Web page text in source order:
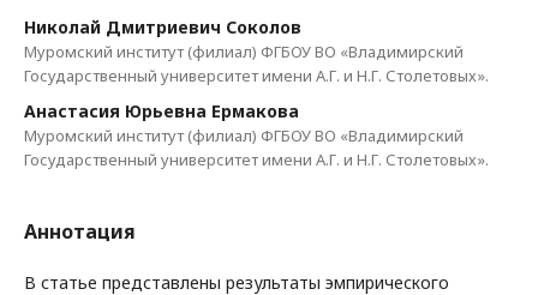
Николай Дмитриевич Соколов
Муромский институт (филиал) ФГБОУ ВО «Владимирский
Государственный университет имени А.Г. и Н.Г. Столетовых».
Анастасия Юрьевна Ермакова
Муромский институт (филиал) ФГБОУ ВО «Владимирский
Государственный университет имени А.Г. и Н.Г. Столетовых».
Аннотация
В статье представлены результаты эмпирического